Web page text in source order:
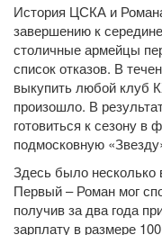
История ЦСКА и
завершению к
столичные армейцы
список отказов. В
выкупить любой клуб
произошло. В
готовиться к сезону
подмосковную
Здесь было несколько
Первый – Роман мог
получив за два года
зарплату в размере